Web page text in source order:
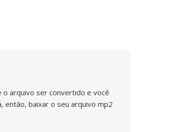
o arquivo ser convertido e você
então, baixar o seu arquivo mp2